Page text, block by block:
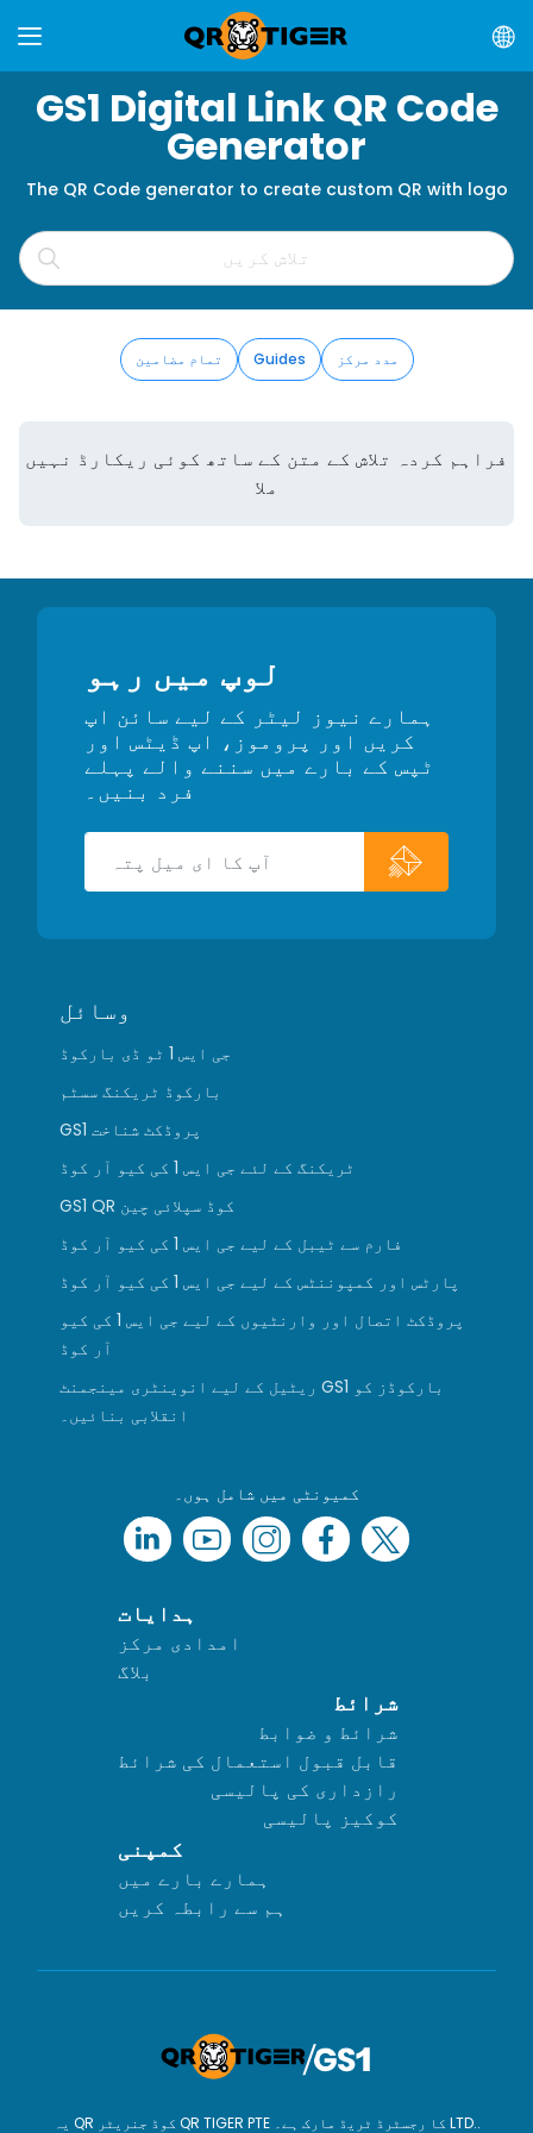
GS1 Digital Link QR Code
Generator
The QR Code generator to create custom QR with logo
تمام مضامین Guides مدد مرکز
فراہم کردہ تلاش کے متن کے ساتھ کوئی ریکارڈ نہیں
ملا
لوپ میں رہو
ہمارے نیوز لیٹر کے لیے سائن اپ
کریں اور پروموز، اپ ڈیٹس اور
ٹپس کے بارے میں سننے والے پہلے
فرد بنیں۔
وسائل
جی ایس 1 ٹو ڈی بارکوڈ
بارکوڈ ٹریکنگ سسٹم
GS1 پروڈکٹ شناخت
ٹریکنگ کے لئے جی ایس 1 کی کیو آر کوڈ
GS1 QR کوڈ سپلائی چین
فارم سے ٹیبل کے لیے جی ایس 1 کی کیو آر کوڈ
پارٹس اور کمپوننٹس کے لیے جی ایس 1 کی کیو آر کوڈ
پروڈکٹ اتصال اور وارنٹیوں کے لیے جی ایس 1 کی کیو
آر کوڈ
ریٹیل کے لیے انوینٹری مینجمنٹ GS1 بارکوڈز کو
انقلابی بنائیں۔
کمیونٹی میں شامل ہوں۔
ہدایات
امدادی مرکز
بلاگ
شرائط
شرائط و ضوابط
قابل قبول استعمال کی شرائط
رازداری کی پالیسی
کوکیز پالیسی
کمپنی
ہمارے بارے میں
ہم سے رابطہ کریں
یہ QR کوڈ جنریٹر QR TIGER PTE کا رجسٹرڈ ٹریڈ مارک ہے۔ LTD..